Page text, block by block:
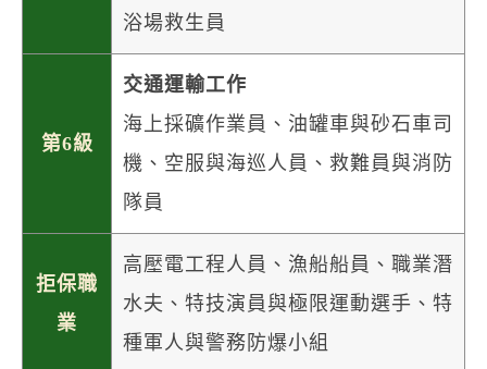
浴場救生員
第6級
交通運輸工作
海上採礦作業員、油罐車與砂石車司
機、空服與海巡人員、救難員與消防
隊員
拒保職
業
高壓電工程人員、漁船船員、職業潛
水夫、特技演員與極限運動選手、特
種軍人與警務防爆小組